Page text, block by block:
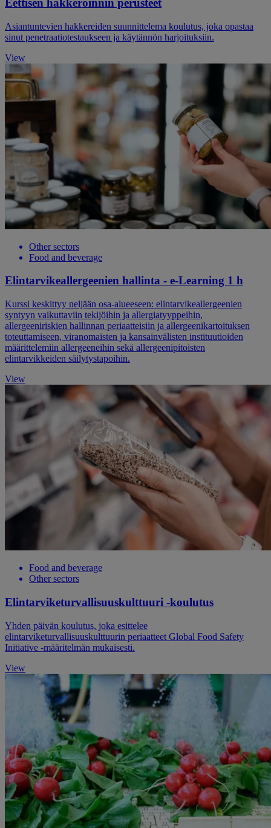
Eettisen hakkeroinnin perusteet
Asiantuntevien hakkereiden suunnittelema koulutus, joka opastaa
sinut penetraatiotestaukseen ja käytännön harjoituksiin.
View
Other sectors
Food and beverage
Elintarvikeallergeenien hallinta - e-Learning 1 h
Kurssi keskittyy neljään osa-alueeseen: elintarvikeallergeenien
syntyyn vaikuttaviin tekijöihin ja allergiatyyppeihin,
allergeeniriskien hallinnan periaatteisiin ja allergeenikartoituksen
toteuttamiseen, viranomaisten ja kansainvälisten instituutioiden
määrittelemiin allergeeneihin sekä allergeenipitoisten
elintarvikkeiden säilytystapoihin.
View
Food and beverage
Other sectors
Elintarviketurvallisuuskulttuuri -koulutus
Yhden päivän koulutus, joka esittelee
elintarviketurvallisuuskulttuurin periaatteet Global Food Safety
Initiative -määritelmän mukaisesti.
View